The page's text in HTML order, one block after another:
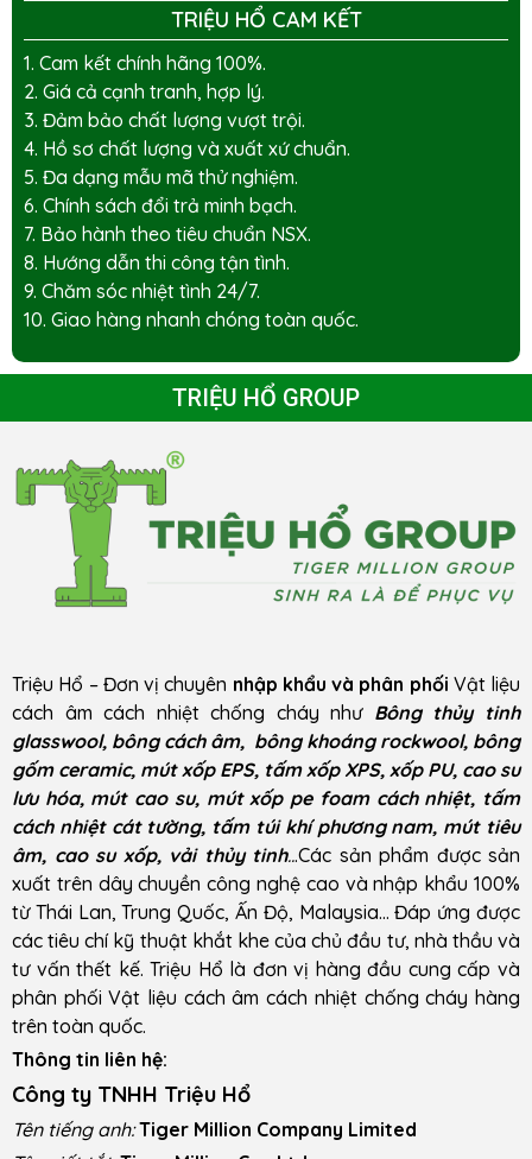
TRIỆU HỔ CAM KẾT
1. Cam kết chính hãng 100%.
2. Giá cả cạnh tranh, hợp lý.
3. Đảm bảo chất lượng vượt trội.
4. Hồ sơ chất lượng và xuất xứ chuẩn.
5. Đa dạng mẫu mã thử nghiệm.
6. Chính sách đổi trả minh bạch.
7. Bảo hành theo tiêu chuẩn NSX.
8. Hướng dẫn thi công tận tình.
9. Chăm sóc nhiệt tình 24/7.
10. Giao hàng nhanh chóng toàn quốc.
TRIỆU HỔ GROUP
Triệu Hổ – Đơn vị chuyên nhập khẩu và phân phối Vật liệu
cách âm cách nhiệt chống cháy như Bông thủy tinh
glasswool, bông cách âm, bông khoáng rockwool, bông
gốm ceramic, mút xốp EPS, tấm xốp XPS, xốp PU, cao su
lưu hóa, mút cao su, mút xốp pe foam cách nhiệt, tấm
cách nhiệt cát tường, tấm túi khí phương nam, mút tiêu
âm, cao su xốp, vải thủy tinh...Các sản phẩm được sản
xuất trên dây chuyền công nghệ cao và nhập khẩu 100%
từ Thái Lan, Trung Quốc, Ấn Độ, Malaysia… Đáp ứng được
các tiêu chí kỹ thuật khắt khe của chủ đầu tư, nhà thầu và
tư vấn thết kế. Triệu Hổ là đơn vị hàng đầu cung cấp và
phân phối Vật liệu cách âm cách nhiệt chống cháy hàng
trên toàn quốc.
Thông tin liên hệ:
Công ty TNHH Triệu Hổ
Tên tiếng anh: Tiger Million Company Limited